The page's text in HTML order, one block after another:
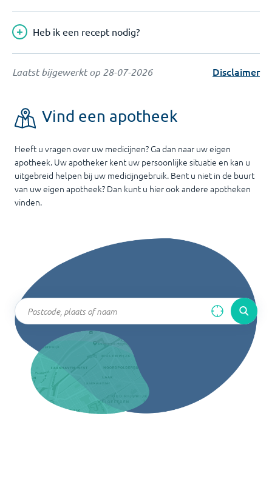
Heb ik een recept nodig?
Laatst bijgewerkt op 28-07-2026 Disclaimer
Vind een apotheek
Heeft u vragen over uw medicijnen? Ga dan naar uw eigen
apotheek. Uw apotheker kent uw persoonlijke situatie en kan u
uitgebreid helpen bij uw medicijngebruik. Bent u niet in de buurt
van uw eigen apotheek? Dan kunt u hier ook andere apotheken
vinden.